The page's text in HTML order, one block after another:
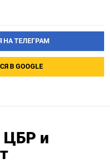
НА ТЕЛЕГРАМ
В GOOGLE
ЦБР и